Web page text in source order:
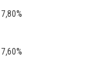
7,80%
7,60%